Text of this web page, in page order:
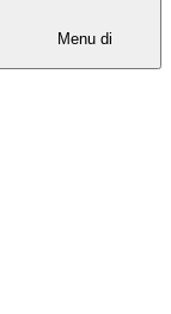
Menu di